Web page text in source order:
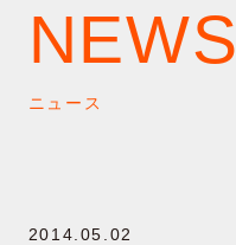
NEWS
ニュース
2014.05.02